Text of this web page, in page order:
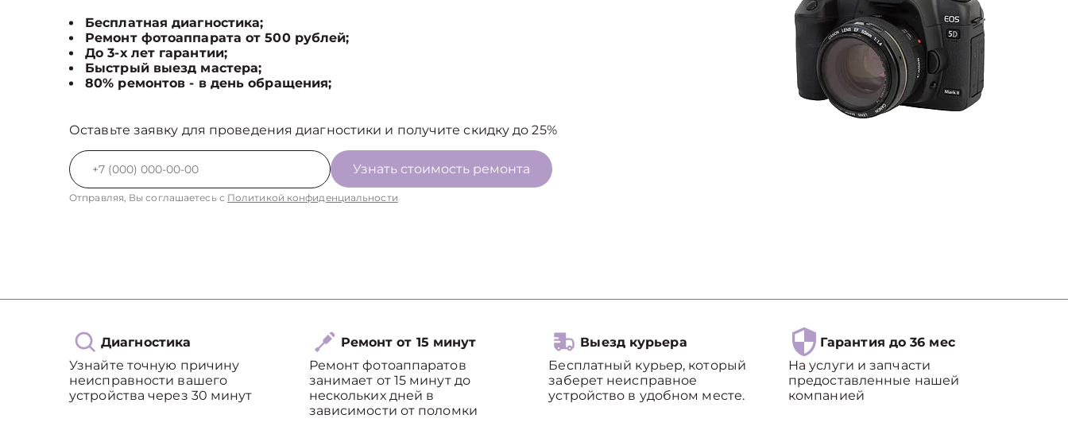
Бесплатная диагностика;
Ремонт фотоаппарата от 500 рублей;
До 3-х лет гарантии;
Быстрый выезд мастера;
80% ремонтов - в день обращения;
Оставьте заявку для проведения диагностики и получите скидку до 25%
Узнать стоимость ремонта
Отправляя, Вы соглашаетесь с Политикой конфиденциальности
Диагностика
Узнайте точную причину
неисправности вашего
устройства через 30 минут
Ремонт от 15 минут
Ремонт фотоаппаратов
занимает от 15 минут до
нескольких дней в
зависимости от поломки
Выезд курьера
Бесплатный курьер, который
заберет неисправное
устройство в удобном месте.
Гарантия до 36 мес
На услуги и запчасти
предоставленные нашей
компанией